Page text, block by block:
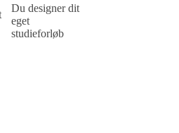
Du designer dit
eget
studieforløb